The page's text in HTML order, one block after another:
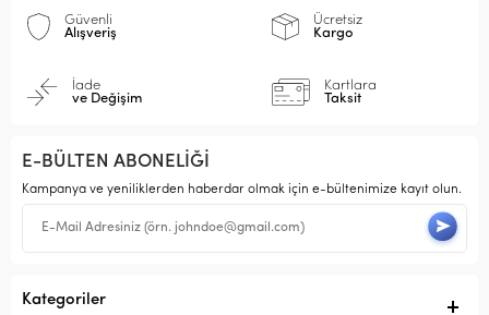
Güvenli
Alışveriş
Ücretsiz
Kargo
İade
ve Değişim
Kartlara
Taksit
E-BÜLTEN ABONELİĞİ
Kampanya ve yeniliklerden haberdar olmak için e-bültenimize kayıt olun.
Kategoriler